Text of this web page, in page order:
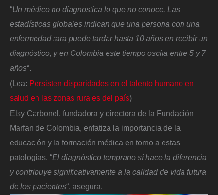
“Un médico no diagnostica lo que no conoce. Las
estadísticas globales indican que una persona con una
enfermedad rara puede tardar hasta 10 años en recibir un
diagnóstico, y en Colombia este tiempo oscila entre 5 y 7
años“.
(Lea: Persisten disparidades en el talento humano en
salud en las zonas rurales del país)
Elsy Carbonel, fundadora y directora de la Fundación
Marfan de Colombia, enfatiza la importancia de la
educación y la formación médica en torno a estas
patologías. “El diagnóstico temprano sí hace la diferencia
y contribuye significativamente a la calidad de vida futura
de los pacientes“, asegura.